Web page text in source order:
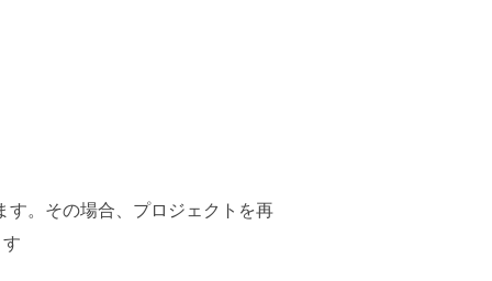
す。その場合、プロジェクトを再